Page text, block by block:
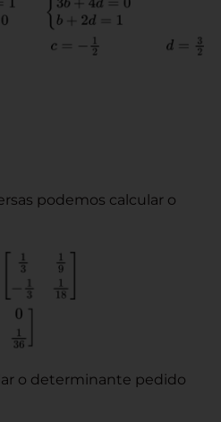
podemos calcular o
o determinante pedido